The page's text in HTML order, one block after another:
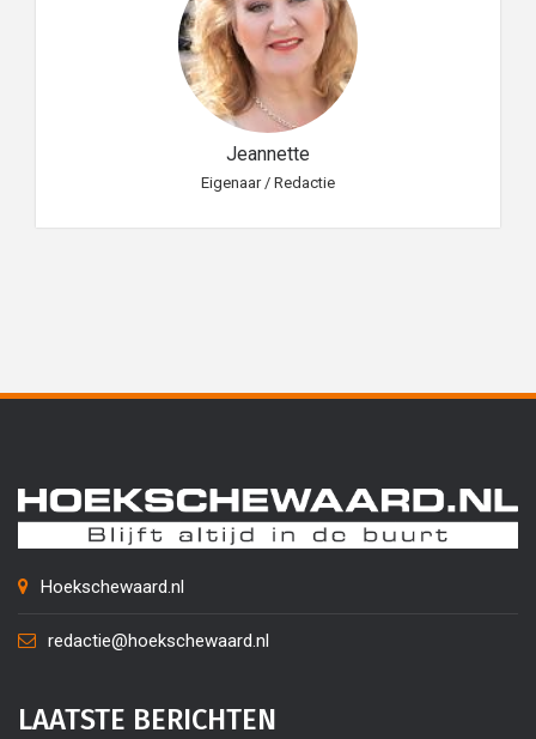
Jeannette
Eigenaar / Redactie
Hoekschewaard.nl
redactie@hoekschewaard.nl
LAATSTE BERICHTEN